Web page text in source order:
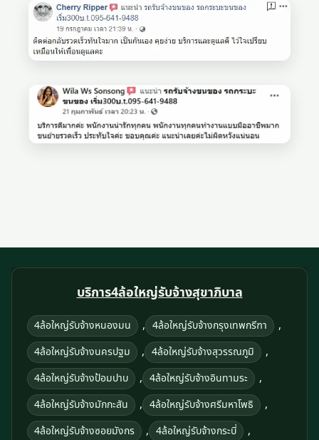
บริการ4ล้อใหญ่รับจ้างสุขาภิบาล
4ล้อใหญ่รับจ้างหนองมน , 4ล้อใหญ่รับจ้างกรุงเทพกรีฑา ,
4ล้อใหญ่รับจ้างนครปฐม , 4ล้อใหญ่รับจ้างสุวรรณภูมิ ,
4ล้อใหญ่รับจ้างป้อมปาบ , 4ล้อใหญ่รับจ้างอินทามระ ,
4ล้อใหญ่รับจ้างมักกะสัน , 4ล้อใหญ่รับจ้างศรีมหาโพธิ ,
4ล้อใหญ่รับจ้างซอยมังกร , 4ล้อใหญ่รับจ้างกระบี่ ,